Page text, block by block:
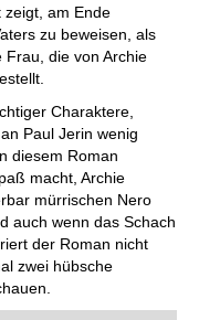
zeigt, am Ende
zu beweisen, als
Frau, die von Archie
Charaktere,
Paul Jerin wenig
diesem Roman
macht, Archie
mürrischen Nero
auch wenn das Schach
der Roman nicht
zwei hübsche